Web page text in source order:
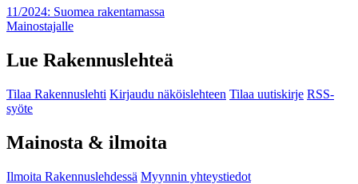
11/2024: Suomea rakentamassa
Mainostajalle
Lue Rakennuslehteä
Tilaa Rakennuslehti Kirjaudu näköislehteen Tilaa uutiskirje RSS-
syöte
Mainosta & ilmoita
Ilmoita Rakennuslehdessä Myynnin yhteystiedot